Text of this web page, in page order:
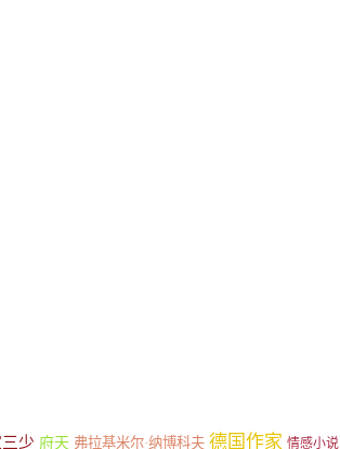
少 府天 弗拉基米尔·纳博科夫 德国作家 情感小说